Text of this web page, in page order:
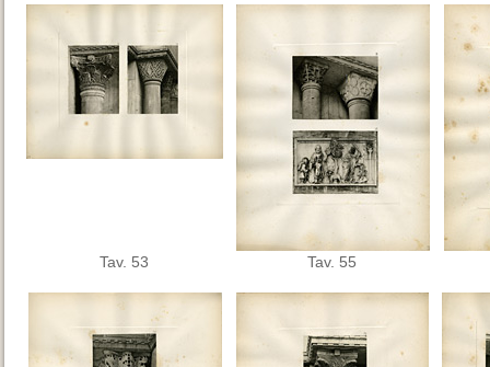
Tav. 53 Tav. 55